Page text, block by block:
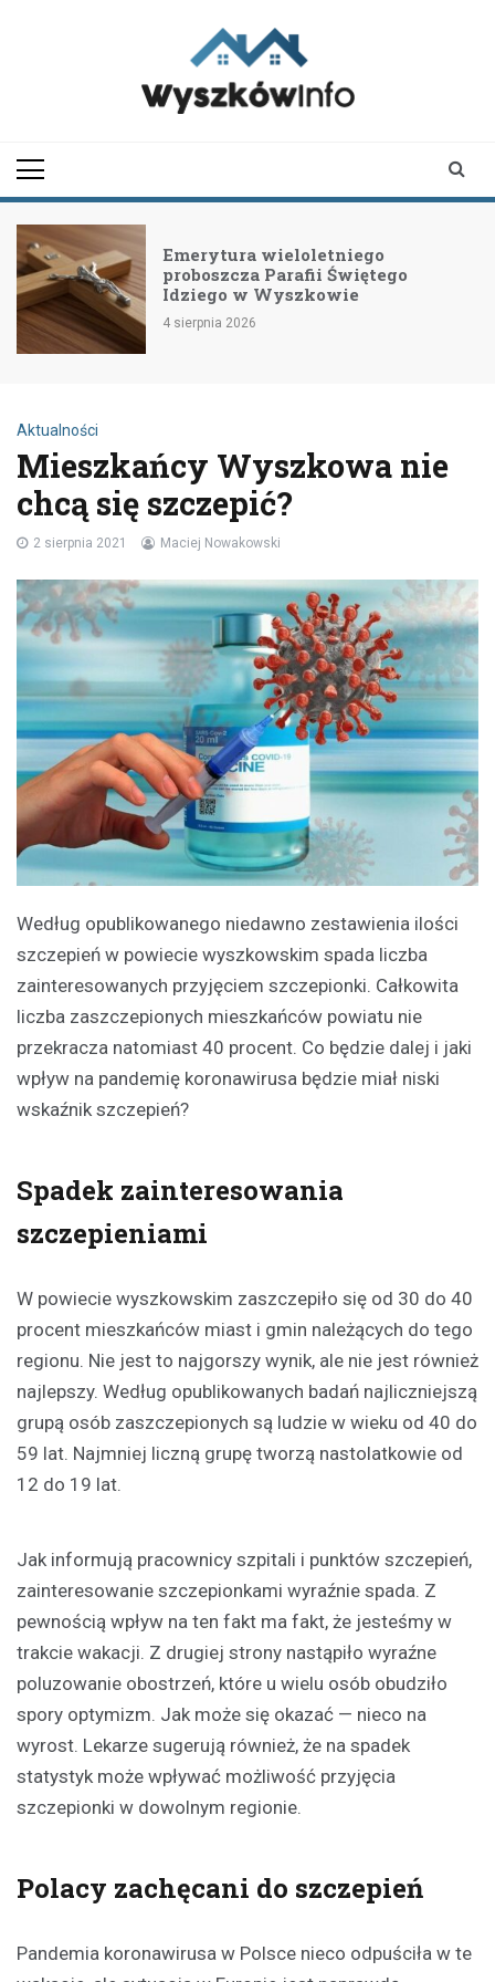
Emerytura wieloletniego
proboszcza Parafii Świętego
Idziego w Wyszkowie
4 sierpnia 2026
Aktualności
Mieszkańcy Wyszkowa nie
chcą się szczepić?
2 sierpnia 2021 Maciej Nowakowski
Według opublikowanego niedawno zestawienia ilości
szczepień w powiecie wyszkowskim spada liczba
zainteresowanych przyjęciem szczepionki. Całkowita
liczba zaszczepionych mieszkańców powiatu nie
przekracza natomiast 40 procent. Co będzie dalej i jaki
wpływ na pandemię koronawirusa będzie miał niski
wskaźnik szczepień?
Spadek zainteresowania
szczepieniami
W powiecie wyszkowskim zaszczepiło się od 30 do 40
procent mieszkańców miast i gmin należących do tego
regionu. Nie jest to najgorszy wynik, ale nie jest również
najlepszy. Według opublikowanych badań najliczniejszą
grupą osób zaszczepionych są ludzie w wieku od 40 do
59 lat. Najmniej liczną grupę tworzą nastolatkowie od
12 do 19 lat.
Jak informują pracownicy szpitali i punktów szczepień,
zainteresowanie szczepionkami wyraźnie spada. Z
pewnością wpływ na ten fakt ma fakt, że jesteśmy w
trakcie wakacji. Z drugiej strony nastąpiło wyraźne
poluzowanie obostrzeń, które u wielu osób obudziło
spory optymizm. Jak może się okazać — nieco na
wyrost. Lekarze sugerują również, że na spadek
statystyk może wpływać możliwość przyjęcia
szczepionki w dowolnym regionie.
Polacy zachęcani do szczepień
Pandemia koronawirusa w Polsce nieco odpuściła w te